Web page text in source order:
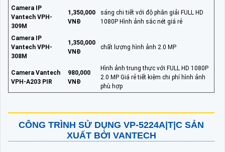
Camera IP
Vantech VPH-
309M
1,350,000
VNĐ
sáng chi tiết với độ phân giải FULL HD
1080P Hình ảnh sắc nét giá rẻ
Camera IP
Vantech VPH-
308M
1,350,000
VNĐ
chất lượng hình ảnh 2.0 MP
Camera Vantech
VPH-A203 PIR
980,000
VNĐ
Hình ảnh trung thực với FULL HD 1080P
2.0 MP Giá rẻ tiết kiệm chi phí hình ảnh
phù hợp
CÔNG TRÌNH SỬ DỤNG VP-5224A|T|C SẢN
XUẤT BỞI VANTECH